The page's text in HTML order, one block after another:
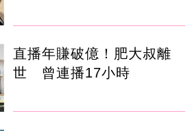
直播年賺破億！肥大叔離
世 曾連播17小時